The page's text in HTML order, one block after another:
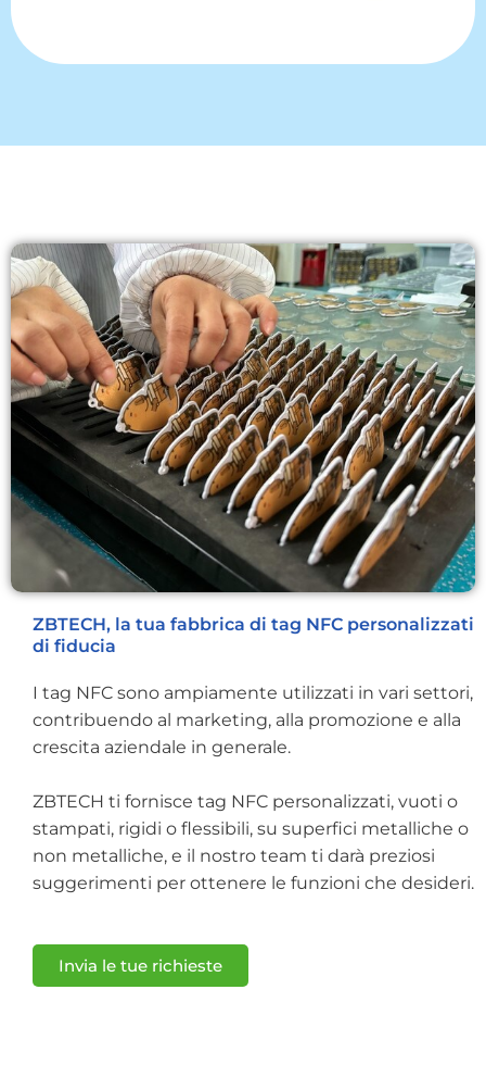
ZBTECH, la tua fabbrica di tag NFC personalizzati
di fiducia
I tag NFC sono ampiamente utilizzati in vari settori,
contribuendo al marketing, alla promozione e alla
crescita aziendale in generale.
ZBTECH ti fornisce tag NFC personalizzati, vuoti o
stampati, rigidi o flessibili, su superfici metalliche o
non metalliche, e il nostro team ti darà preziosi
suggerimenti per ottenere le funzioni che desideri.
Invia le tue richieste